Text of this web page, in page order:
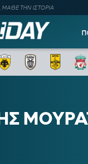
ΜΑΘΕ ΤΗΝ ΙΣΤΟΡΙΑ